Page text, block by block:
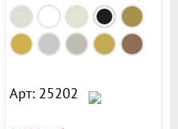
Арт: 25202